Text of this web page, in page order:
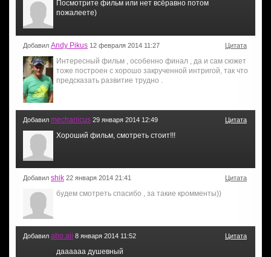
Посмотрите фильм или нет всёравно потом
пожалеете)
Добавил Andy Pikus 12 февраля 2014 11:27 Цитата
Интересный фильм , особенно финал , да и сам сюжет
тоже построен с хорошо закрученной интригой, так что
предсказать развитие трудно .
Добавил mechanicus 29 января 2014 12:49 Цитата
Хороший фильм, смотреть стоит!!!
Добавил shik 22 января 2014 21:41 Цитата
будем смотреть спасибо , за такие кромменты))
Добавил abo.aii 8 января 2014 11:52 Цитата
даааааа душевный